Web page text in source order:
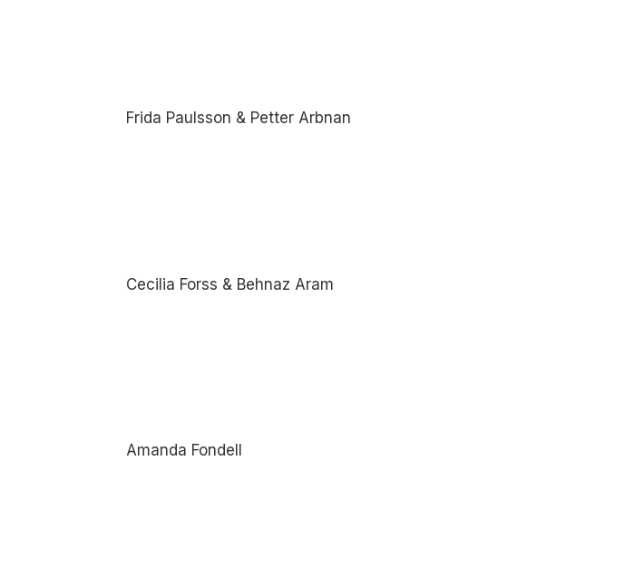
Frida Paulsson & Petter Arbnan
Cecilia Forss & Behnaz Aram
Amanda Fondell